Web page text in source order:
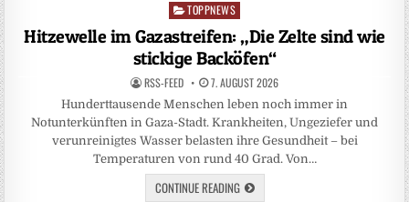
Posted
TOPPNEWS
Hitzewelle im Gazastreifen: „Die Zelte sind wie
stickige Backöfen“
RSS-FEED 7. AUGUST 2026
Hunderttausende Menschen leben noch immer in
Notunterkünften in Gaza-Stadt. Krankheiten, Ungeziefer und
verunreinigtes Wasser belasten ihre Gesundheit – bei
Temperaturen von rund 40 Grad. Von…
CONTINUE READING